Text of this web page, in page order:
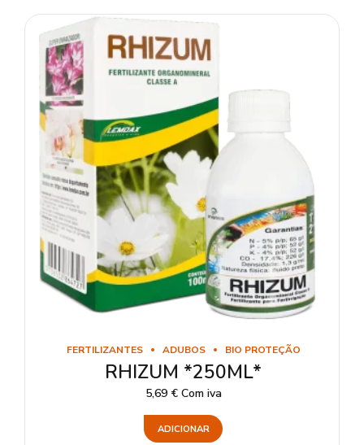
FERTILIZANTES ADUBOS BIO PROTEÇÃO
RHIZUM *250ML*
5,69 € Com iva
ADICIONAR